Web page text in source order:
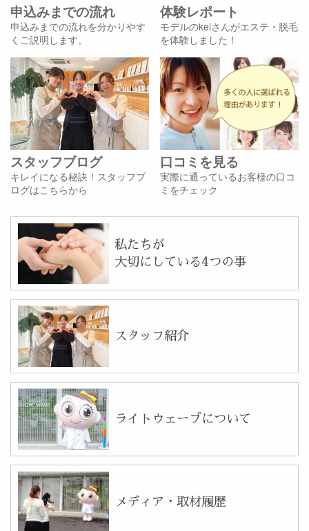
申込みまでの流れ
申込みまでの流れを分かりやす
くご説明します。
体験レポート
モデルのkeiさんがエステ・脱毛
を体験しました！
スタッフブログ
キレイになる秘訣！スタッフブ
ログはこちらから
口コミを見る
実際に通っているお客様の口コ
ミをチェック
私たちが
大切にしている4つの事
スタッフ紹介
ライトウェーブについて
メディア・取材履歴